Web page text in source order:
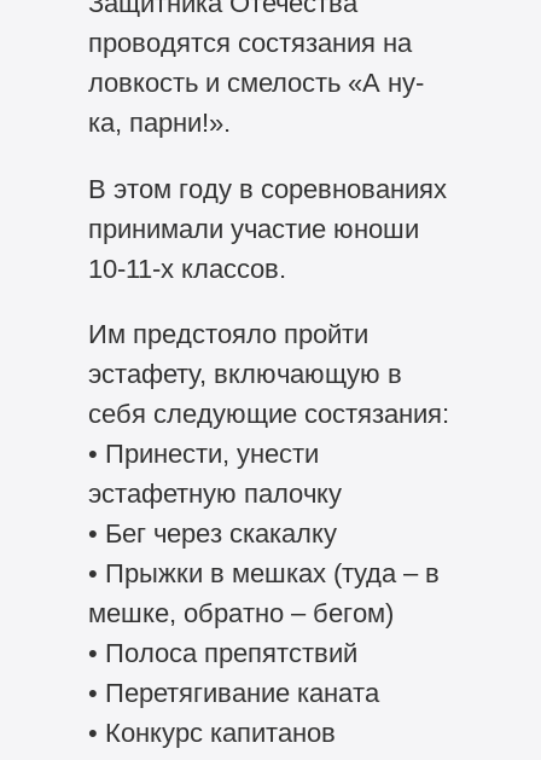
проводятся состязания на
ловкость и смелость «А ну-
ка, парни!».
В этом году в соревнованиях
принимали участие юноши
10-11-х классов.
Им предстояло пройти
эстафету, включающую в
себя следующие состязания:
• Принести, унести
эстафетную палочку
• Бег через скакалку
• Прыжки в мешках (туда – в
мешке, обратно – бегом)
• Полоса препятствий
• Перетягивание каната
• Конкурс капитанов